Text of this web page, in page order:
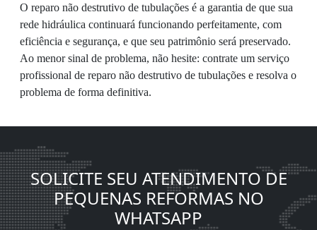
O reparo não destrutivo de tubulações é a garantia de que sua
rede hidráulica continuará funcionando perfeitamente, com
eficiência e segurança, e que seu patrimônio será preservado.
Ao menor sinal de problema, não hesite: contrate um serviço
profissional de reparo não destrutivo de tubulações e resolva o
problema de forma definitiva.
SOLICITE SEU ATENDIMENTO DE
PEQUENAS REFORMAS NO
WHATSAPP